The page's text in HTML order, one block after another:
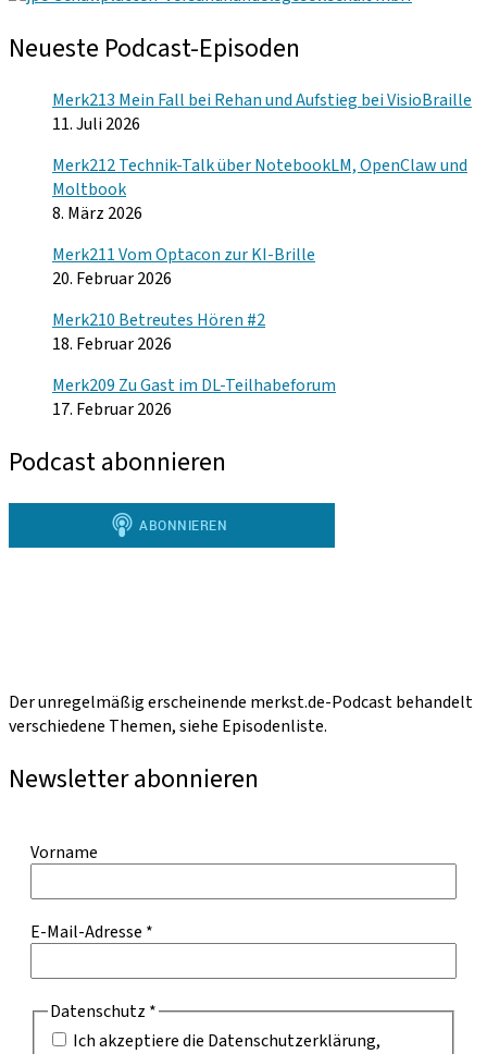
Neueste Podcast-Episoden
Merk213 Mein Fall bei Rehan und Aufstieg bei VisioBraille
11. Juli 2026
Merk212 Technik-Talk über NotebookLM, OpenClaw und
Moltbook
8. März 2026
Merk211 Vom Optacon zur KI-Brille
20. Februar 2026
Merk210 Betreutes Hören #2
18. Februar 2026
Merk209 Zu Gast im DL-Teilhabeforum
17. Februar 2026
Podcast abonnieren
Der unregelmäßig erscheinende merkst.de-Podcast behandelt
verschiedene Themen, siehe Episodenliste.
Newsletter abonnieren
Vorname
E-Mail-Adresse *
Datenschutz *
Ich akzeptiere die Datenschutzerklärung,